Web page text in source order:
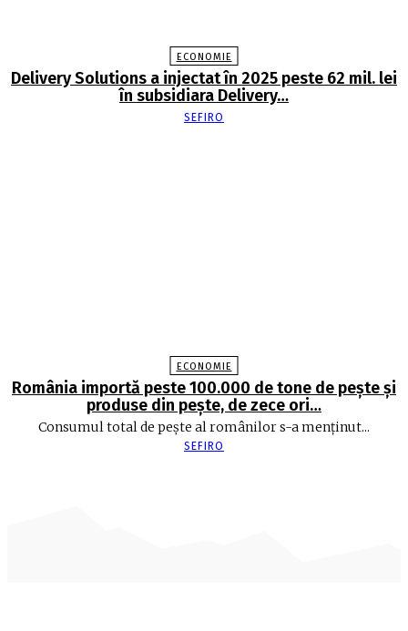
ECONOMIE
Delivery Solutions a injectat în 2025 peste 62 mil. lei
în subsidiara Delivery…
SEFIRO
ECONOMIE
România importă peste 100.000 de tone de peşte şi
produse din peşte, de zece ori…
Consumul total de peşte al ro­mâ­nilor s-a menţinut...
SEFIRO